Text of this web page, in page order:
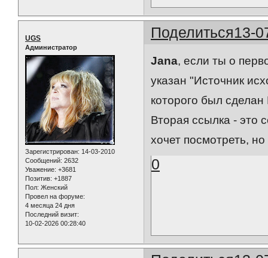
Поделиться13-
UGS
Администратор
Зарегистрирован: 14-03-2010
Сообщений: 2632
Уважение: +3681
Позитив: +1887
Пол: Женский
Провел на форуме:
4 месяца 24 дня
Последний визит:
10-02-2026 00:28:40
Jana, если ты о
указан "Источник
которого был
Вторая ссылка - это
хочет посмотреть,
0